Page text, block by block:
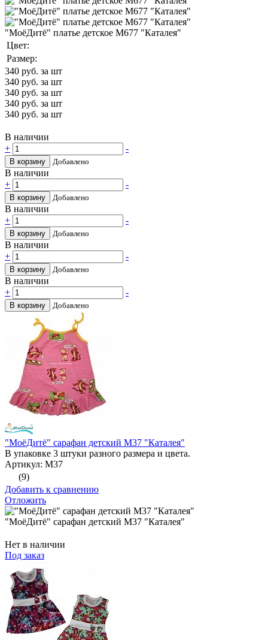
"МоёДитё" платье детское М677 "Каталея"
Цвет:
Размер:
340 руб. за шт
340 руб. за шт
340 руб. за шт
340 руб. за шт
340 руб. за шт
В наличии
+
-
В корзину Добавлено
В наличии
+
-
В корзину Добавлено
В наличии
+
-
В корзину Добавлено
В наличии
+
-
В корзину Добавлено
В наличии
+
-
В корзину Добавлено
"МоёДитё" сарафан детский М37 "Каталея"
В упаковке 3 штуки разного размера и цвета.
Артикул: М37
(9)
Добавить к сравнению
Отложить
"МоёДитё" сарафан детский М37 "Каталея"
Нет в наличии
Под заказ